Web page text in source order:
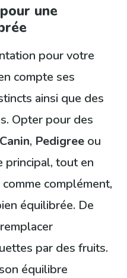
une
pour votre
compte ses
ainsi que des
Opter pour des
, Pedigree ou
principal, tout en
complément,
équilibrée. De
par des fruits.
équilibre